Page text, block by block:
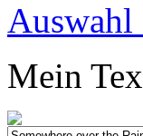
Auswahl
Mein